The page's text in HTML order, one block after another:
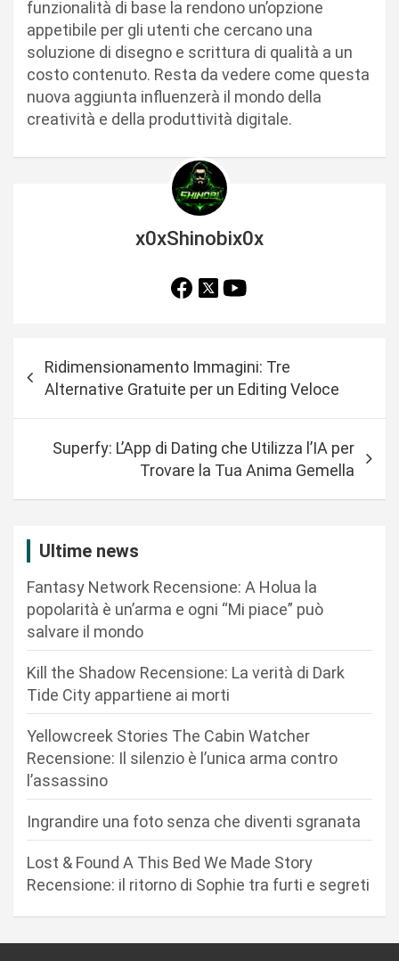
funzionalità di base la rendono un’opzione
appetibile per gli utenti che cercano una
soluzione di disegno e scrittura di qualità a un
costo contenuto. Resta da vedere come questa
nuova aggiunta influenzerà il mondo della
creatività e della produttività digitale.
x0xShinobix0x
a
Ridimensionamento Immagini: Tre
Alternative Gratuite per un Editing Veloce
Superfy: L’App di Dating che Utilizza l’IA per
Trovare la Tua Anima Gemella
Ultime news
Fantasy Network Recensione: A Holua la
popolarità è un’arma e ogni “Mi piace” può
salvare il mondo
Kill the Shadow Recensione: La verità di Dark
Tide City appartiene ai morti
Yellowcreek Stories The Cabin Watcher
Recensione: Il silenzio è l’unica arma contro
l’assassino
Ingrandire una foto senza che diventi sgranata
Lost & Found A This Bed We Made Story
Recensione: il ritorno di Sophie tra furti e segreti